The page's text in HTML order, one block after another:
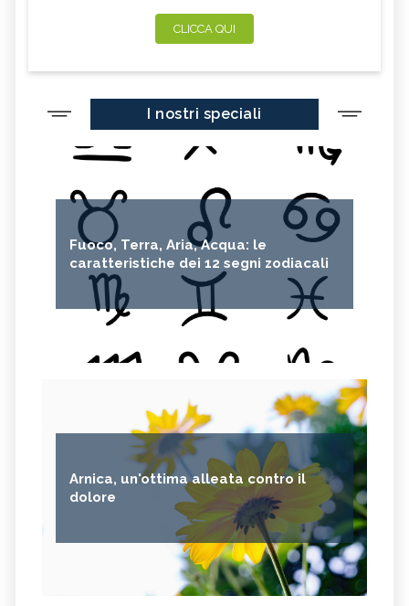
CLICCA QUI
I nostri speciali
Fuoco, Terra, Aria, Acqua: le
caratteristiche dei 12 segni zodiacali
Arnica, un'ottima alleata contro il
dolore